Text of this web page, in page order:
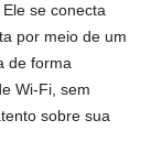
se conecta
por meio de um
de forma
Wi-Fi, sem
sobre sua